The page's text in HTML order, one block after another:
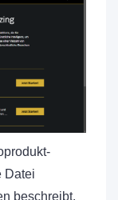
Datei
beschreibt,